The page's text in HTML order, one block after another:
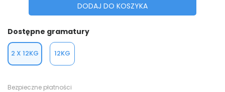
DODAJ DO KOSZYKA
Dostępne gramatury
2 X 12KG 12KG
Bezpieczne płatności